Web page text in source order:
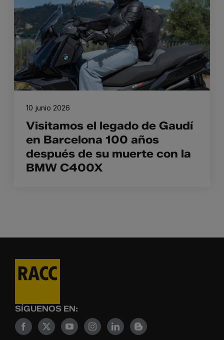
Visitamos el legado de Gaudí
en Barcelona 100 años
después de su muerte con la
BMW C400X
10 junio 2026
SÍGUENOS EN: